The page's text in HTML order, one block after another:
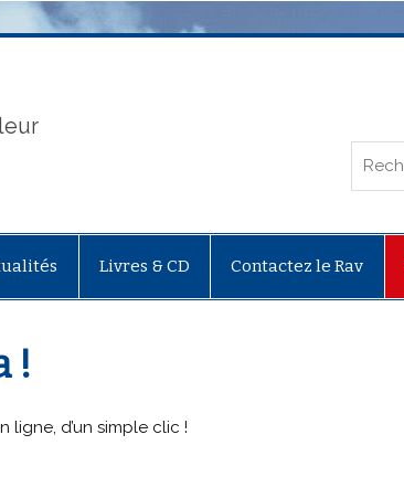
Livres & CD Contactez le Rav
!
d’un simple clic !